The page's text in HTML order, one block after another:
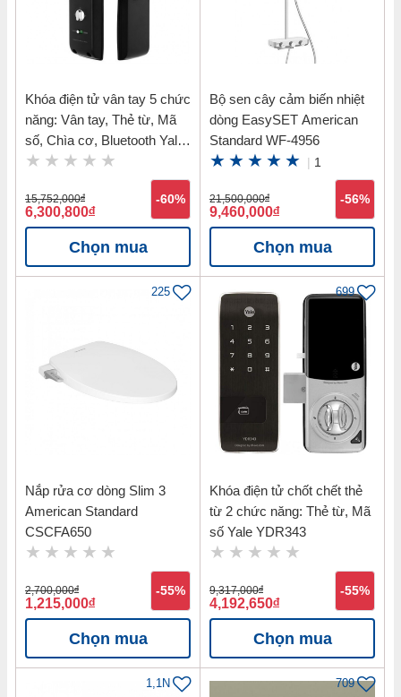
Khóa điện tử vân tay 5 chức
năng: Vân tay, Thẻ từ, Mã
số, Chìa cơ, Bluetooth Yale
YDM7116 MB
15,752,000đ
6,300,800đ
-60%
Chọn mua
Bộ sen cây cảm biến nhiệt
dòng EasySET American
Standard WF-4956
| 1
21,500,000đ
9,460,000đ
-56%
Chọn mua
225
Nắp rửa cơ dòng Slim 3
American Standard
CSCFA650
2,700,000đ
1,215,000đ
-55%
Chọn mua
699
Khóa điện tử chốt chết thẻ
từ 2 chức năng: Thẻ từ, Mã
số Yale YDR343
9,317,000đ
4,192,650đ
-55%
Chọn mua
1,1N 709